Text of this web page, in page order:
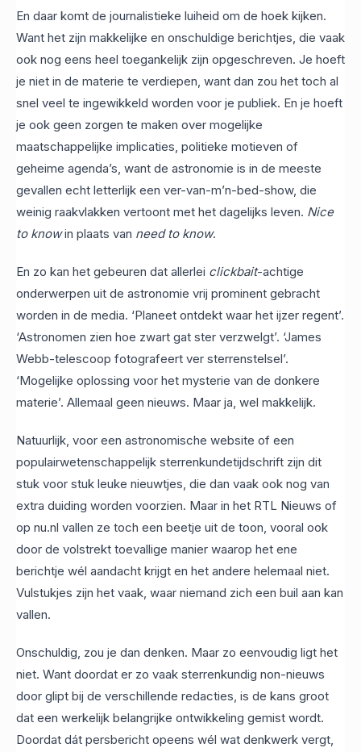
En daar komt de journalistieke luiheid om de hoek kijken.
Want het zijn makkelijke en onschuldige berichtjes, die vaak
ook nog eens heel toegankelijk zijn opgeschreven. Je hoeft
je niet in de materie te verdiepen, want dan zou het toch al
snel veel te ingewikkeld worden voor je publiek. En je hoeft
je ook geen zorgen te maken over mogelijke
maatschappelijke implicaties, politieke motieven of
geheime agenda’s, want de astronomie is in de meeste
gevallen echt letterlijk een ver-van-m’n-bed-show, die
weinig raakvlakken vertoont met het dagelijks leven. Nice
to knowin plaats van need to know.
En zo kan het gebeuren dat allerlei clickbait-achtige
onderwerpen uit de astronomie vrij prominent gebracht
worden in de media. ‘Planeet ontdekt waar het ijzer regent’.
‘Astronomen zien hoe zwart gat ster verzwelgt’. ‘James
Webb-telescoop fotografeert ver sterrenstelsel’.
‘Mogelijke oplossing voor het mysterie van de donkere
materie’. Allemaal geen nieuws. Maar ja, wel makkelijk.
Natuurlijk, voor een astronomische website of een
populairwetenschappelijk sterrenkundetijdschrift zijn dit
stuk voor stuk leuke nieuwtjes, die dan vaak ook nog van
extra duiding worden voorzien. Maar in het RTL Nieuws of
op nu.nl vallen ze toch een beetje uit de toon, vooral ook
door de volstrekt toevallige manier waarop het ene
berichtje wél aandacht krijgt en het andere helemaal niet.
Vulstukjes zijn het vaak, waar niemand zich een buil aan kan
vallen.
Onschuldig, zou je dan denken. Maar zo eenvoudig ligt het
niet. Want doordat er zo vaak sterrenkundig non-nieuws
door glipt bij de verschillende redacties, is de kans groot
dat een werkelijk belangrijke ontwikkeling gemist wordt.
Doordat dát persbericht opeens wél wat denkwerk vergt,